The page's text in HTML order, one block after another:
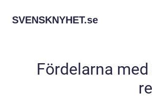
SVENSKNYHET.se
Fördelarna